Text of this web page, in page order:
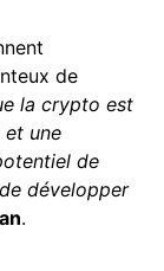
de
la crypto est
et une
de
développer
.